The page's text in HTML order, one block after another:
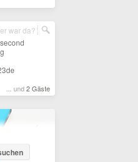
... und2 Gäste
war da?